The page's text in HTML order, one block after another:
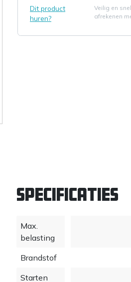
Dit product
huren?
Veilig en snel
afrekenen
Specificaties
Max.
belasting
Brandstof
Starten